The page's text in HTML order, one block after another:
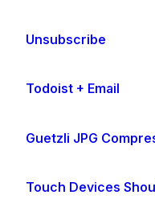
Unsubscribe
Todoist + Email
Guetzli JPG
Touch Devices